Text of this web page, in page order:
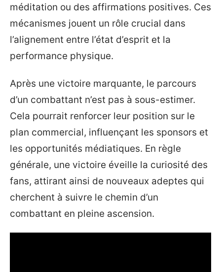
méditation ou des affirmations positives. Ces
mécanismes jouent un rôle crucial dans
l’alignement entre l’état d’esprit et la
performance physique.
Après une victoire marquante, le parcours
d’un combattant n’est pas à sous-estimer.
Cela pourrait renforcer leur position sur le
plan commercial, influençant les sponsors et
les opportunités médiatiques. En règle
générale, une victoire éveille la curiosité des
fans, attirant ainsi de nouveaux adeptes qui
cherchent à suivre le chemin d’un
combattant en pleine ascension.